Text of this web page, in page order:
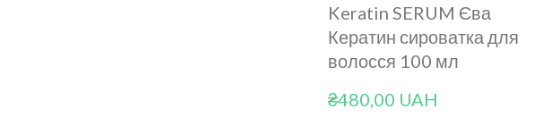
Keratin SERUM Єва
Кератин сироватка для
волосся 100 мл
₴480,00 UAH